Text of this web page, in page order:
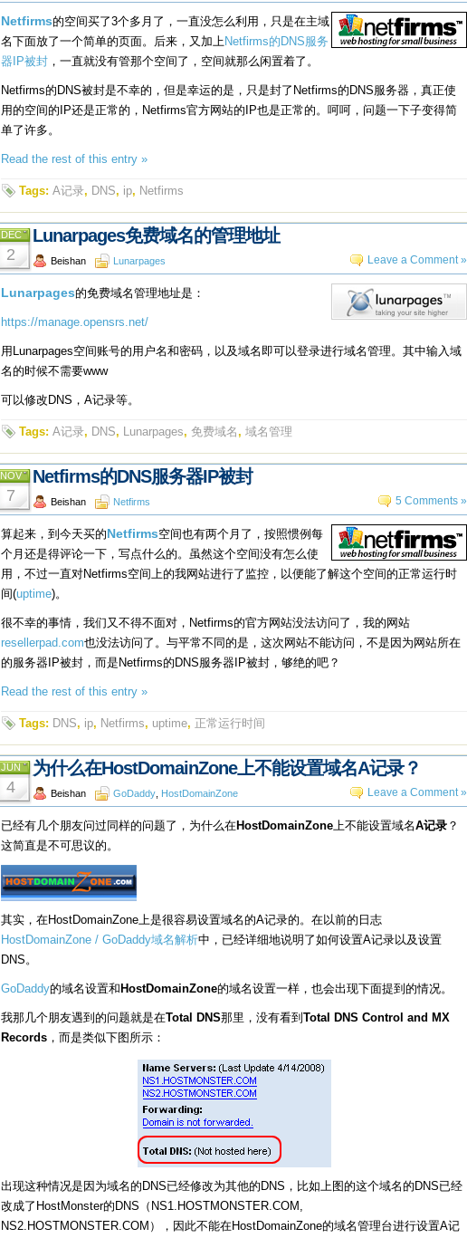
Netfirms的空间买了3个多月了，一直没怎么利用，只是在主域
名下面放了一个简单的页面。后来，又加上Netfirms的DNS服务
器IP被封 ，一直就没有管那个空间了，空间就那么闲置着了。
Netfirms的DNS被封是不幸的，但是幸运的是，只是封了Netfirms的DNS服务器，真正使
用的空间的IP还是正常的，Netfirms官方网站的IP也是正常的。呵呵，问题一下子变得简
单了许多。
Read the rest of this entry »
Tags: A记录, DNS, ip, Netfirms
DEC
2
Lunarpages免费域名的管理地址
Beishan Lunarpages Leave a Comment »
Lunarpages的免费域名管理地址是：
https://manage.opensrs.net/
用Lunarpages空间账号的用户名和密码，以及域名即可以登录进行域名管理。其中输入域
名的时候不需要www
可以修改DNS，A记录等。
Tags: A记录, DNS, Lunarpages, 免费域名, 域名管理
NOV
7
Netfirms的DNS服务器IP被封
Beishan Netfirms 5 Comments »
算起来，到今天买的 Netfirms空间也有两个月了，按照惯例每
个月还是得评论一下，写点什么的。虽然这个空间没有怎么使
用，不过一直对Netfirms空间上的我网站进行了监控，以便能了解这个空间的正常运行时
间(uptime)。
很不幸的事情，我们又不得不面对，Netfirms的官方网站没法访问了，我的网站
resellerpad.com也没法访问了。与平常不同的是，这次网站不能访问，不是因为网站所在
的服务器IP被封，而是Netfirms的DNS服务器IP被封，够绝的吧？
Read the rest of this entry »
Tags: DNS, ip, Netfirms, uptime, 正常运行时间
JUN
4
为什么在HostDomainZone上不能设置域名A记录？
Beishan GoDaddy HostDomainZone Leave a Comment »
已经有几个朋友问过同样的问题了，为什么在HostDomainZone上不能设置域名A记录 ？
这简直是不可思议的。
其实，在HostDomainZone上是很容易设置域名的A记录的。在以前的日志
HostDomainZone / GoDaddy域名解析中，已经详细地说明了如何设置A记录以及设置
DNS。
GoDaddy的域名设置和 HostDomainZone的域名设置一样，也会出现下面提到的情况。
我那几个朋友遇到的问题就是在Total DNS那里，没有看到 Total DNS Control and MX
Records ，而是类似下图所示：
出现这种情况是因为域名的DNS已经修改为其他的DNS，比如上图的这个域名的DNS已经
改成了HostMonster的DNS（NS1.HOSTMONSTER.COM,
NS2.HOSTMONSTER.COM），因此不能在HostDomainZone的域名管理台进行设置A记